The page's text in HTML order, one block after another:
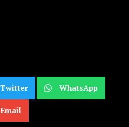
Twitter WhatsApp
Email